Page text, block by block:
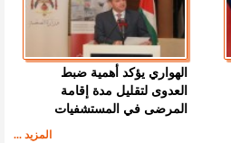
الهواري يؤكد أهمية ضبط
العدوى لتقليل مدة إقامة
المرضى في المستشفيات
المزيد ...